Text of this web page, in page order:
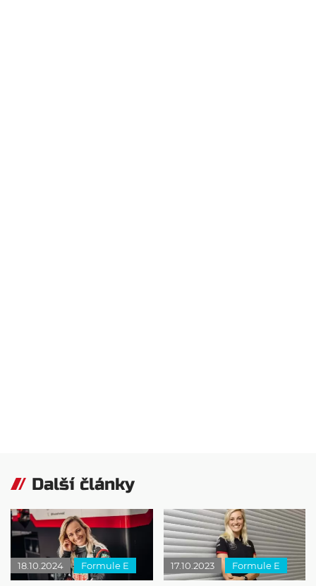
Další články
18.10.2024 Formule E 17.10.2023 Formule E